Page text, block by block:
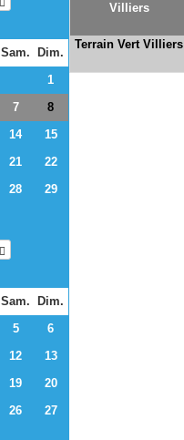
Sam.
Dim.
1
7
8
14
15
21
22
28
29
Sam.
Dim.
5
6
12
13
19
20
26
27
Villiers
Terrain Vert Villiers